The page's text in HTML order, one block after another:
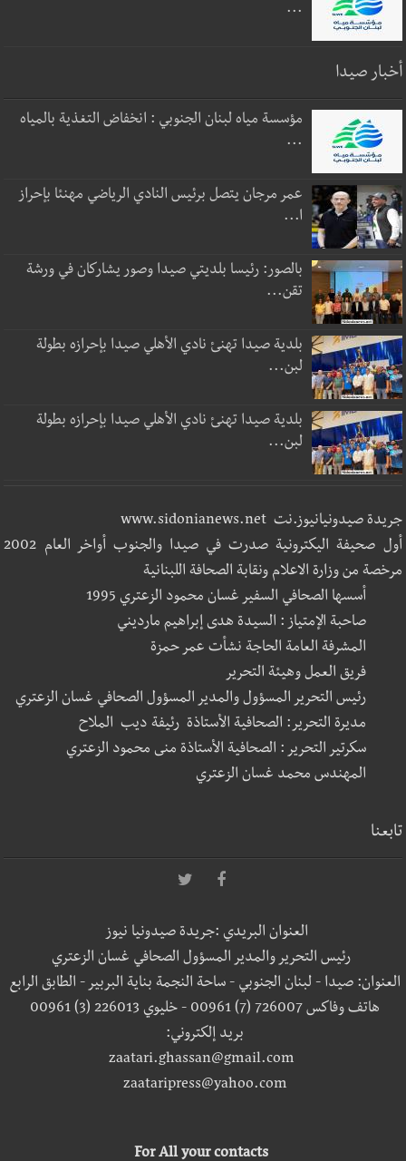
...
أخبار صيدا
مؤسسة مياه لبنان الجنوبي : انخفاض التغذية بالمياه
...
عمر مرجان يتصل برئيس النادي الرياضي مهنئا بإحراز
ا...
بالصور: رئيسا بلديتي صيدا وصور يشاركان في ورشة
تقن...
بلدية صيدا تهنئ نادي الأهلي صيدا بإحرازه بطولة
لبن...
بلدية صيدا تهنئ نادي الأهلي صيدا بإحرازه بطولة
لبن...
جريدة صيدونيانيوز.نت www.sidonianews.net
أول صحيفة اليكترونية صدرت في صيدا والجنوب أواخر العام 2002
مرخصة من وزارة الاعلام ونقابة الصحافة اللبنانية
أسسها الصحافي السفير غسان محمود الزعتري 1995
صاحبة الإمتياز : السيدة هدى إبراهيم مارديني
المشرفة العامة الحاجة نشأت عمر حمزة
فريق العمل وهيئة التحرير
رئيس التحرير المسؤول والمدير المسؤول الصحافي غسان الزعتري
مديرة التحرير: الصحافية الأستاذة رئيفة ديب الملاح
سكرتير التحرير : الصحافية الأستاذة منى محمود الزعتري
المهندس محمد غسان الزعتري
تابعنا
العنوان البريدي :جريدة صيدونيا نيوز
رئيس التحرير والمدير المسؤول الصحافي غسان الزعتري
العنوان: صيدا - لبنان الجنوبي - ساحة النجمة بناية البربير - الطابق الرابع
هاتف وفاكس 726007 (7) 00961 - خليوي 226013 (3) 00961
بريد إلكتروني:
zaatari.ghassan@gmail.com
zaataripress@yahoo.com
For All your contacts